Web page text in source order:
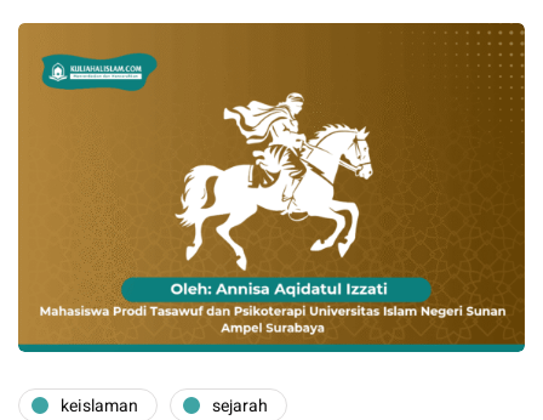
keislaman sejarah